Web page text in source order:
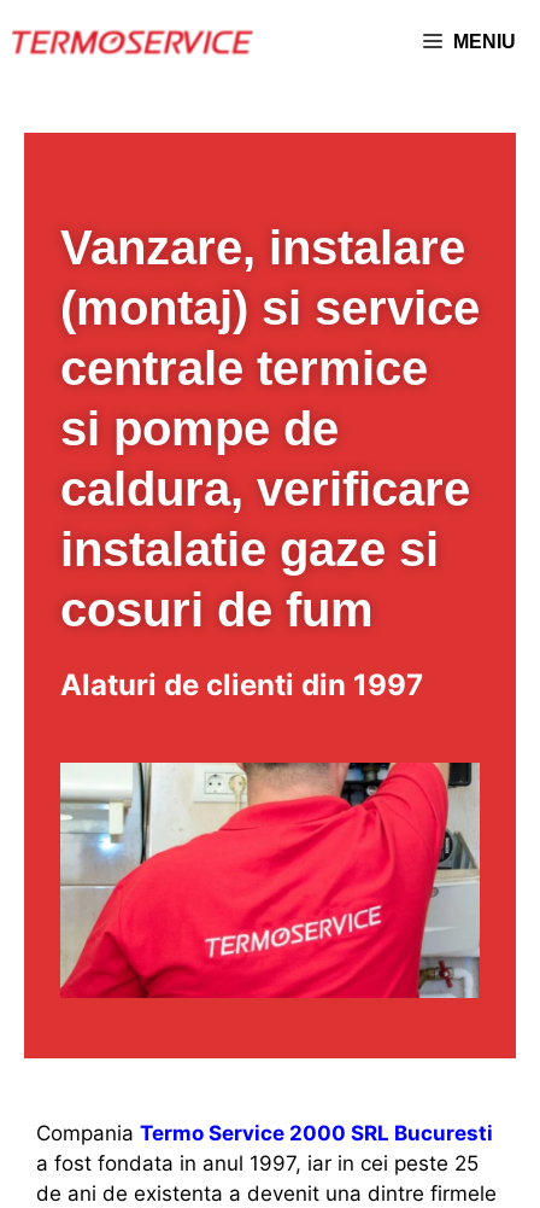
MENIU
Vanzare, instalare
(montaj) si service
centrale termice
si pompe de
caldura, verificare
instalatie gaze si
cosuri de fum
Alaturi de clienti din 1997
Compania Termo Service 2000 SRL Bucuresti
a fost fondata in anul 1997, iar in cei peste 25
de ani de existenta a devenit una dintre firmele